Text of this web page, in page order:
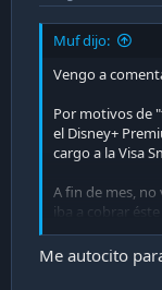
Muf dijo:
Vengo a
Por motivos de
el Disney+
cargo a la Visa
A fin de mes, no
iba a cobrar
Hoy, de curioso,
me encuentro
Me autocito